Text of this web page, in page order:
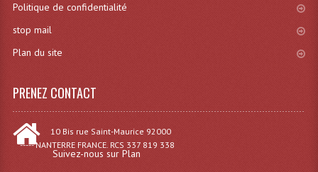
Enceintes Murales (Ligne 100V 16 - 8 Ohm)
Projecteurs De Son
Sono: Conférences Securité Visite Guidée
Politique de confidentialité
stop mail
Plan du site
PRENEZ CONTACT
10 Bis rue Saint-Maurice 92000
----- NANTERRE FRANCE. RCS 337 819 338
Suivez-nous sur Plan